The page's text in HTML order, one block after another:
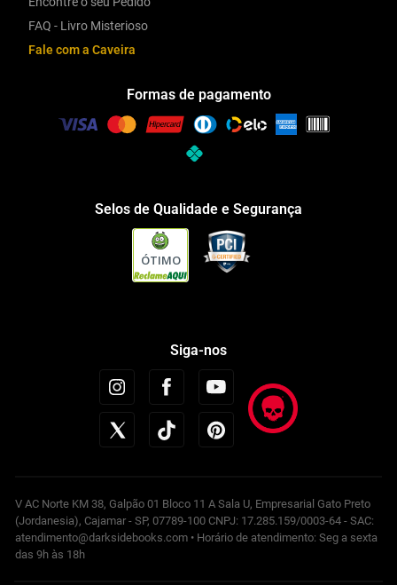
FAQ - Livro Misterioso
Fale com a Caveira
Formas de pagamento
Selos de Qualidade e Segurança
ÓTIMO
Siga-nos
V AC Norte KM 38, Galpão 01 Bloco 11 A Sala U, Empresarial Gato Preto
(Jordanesia), Cajamar - SP, 07789-100 CNPJ: 17.285.159/0003-64 - SAC:
atendimento@darksidebooks.com • Horário de atendimento: Seg a sexta
das 9h às 18h